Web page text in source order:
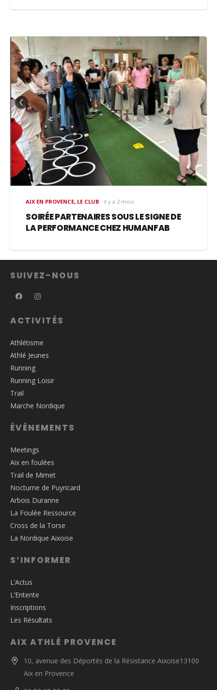
AIX EN PROVENCE, LE CLUB il y a 2 mois
SOIRÉE PARTENAIRES SOUS LE SIGNE DE
LA PERFORMANCE CHEZ HUMANFAB
SUIVEZ-NOUS
ACTIVITÉS
Athlétisme
Athlé Jeunes
Running
Running Loisir
Trail
Marche Nordique
ÉVÉNEMENTS
Meetings
Aix en foulées
Trail de Mimet
Nocturne de Puyricard
Arbois Duranne
La Foulée Ressource
Cross de la Torse
La Nordique Aixoise
S’INFORMER
L’Actus
L’Entente
Inscriptions
Les Résultats
AIX ATHLÉ PROVENCE
10, avenue des Déportés de la Résistance Aixoise13100
Aix en Provence